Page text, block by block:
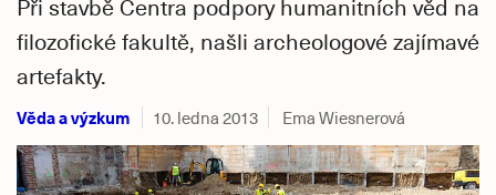
Při stavbě Centra podpory humanitních věd na
filozofické fakultě, našli archeologové zajímavé
artefakty.
Věda a výzkum 10. ledna 2013 Ema Wiesnerová